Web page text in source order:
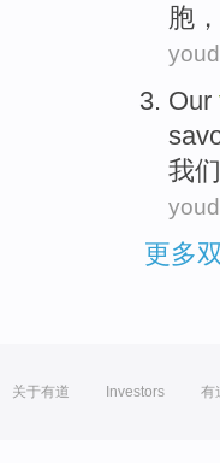
胞
Our
我们
更多
关于有道 Investors 有